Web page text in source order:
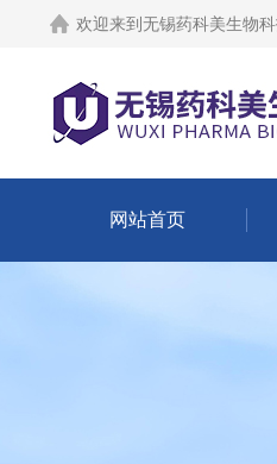
欢迎来到 无锡药科美生物
网站首页